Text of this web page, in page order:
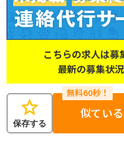
こちらの求人は募
最新の募集状
star
保存する
似てい